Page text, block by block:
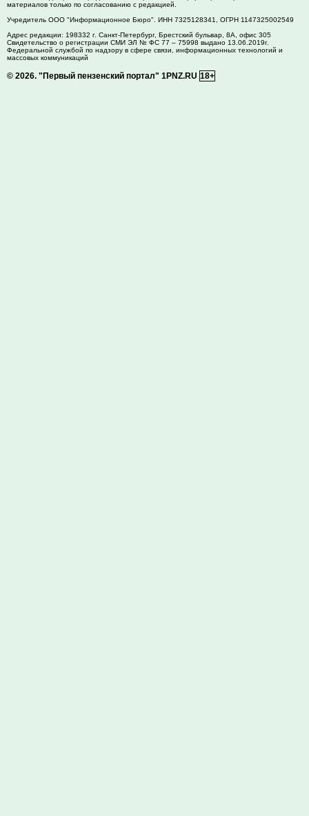
материалов только по согласованию с редакцией.
Учредитель ООО "Информационное Бюро". ИНН 7325128341, ОГРН 1147325002549
Адрес редакции: 198332 г. Санкт-Петербург, Брестский бульвар, 8А, офис 305
Свидетельство о регистрации СМИ ЭЛ № ФС 77 – 75998 выдано 13.06.2019г.
Федеральной службой по надзору в сфере связи, информационных технологий и
массовых коммуникаций
© 2026. "Первый пензенский портал" 1PNZ.RU 18+